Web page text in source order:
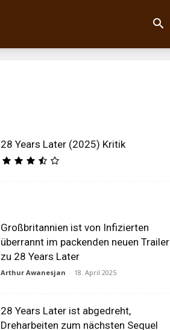
28 Years Later (2025) Kritik
Großbritannien ist von Infizierten
überrannt im packenden neuen Trailer
zu 28 Years Later
Arthur Awanesjan - 18. April 2025
28 Years Later ist abgedreht,
Dreharbeiten zum nächsten Sequel